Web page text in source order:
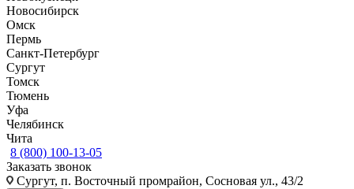
Новосибирск
Омск
Пермь
Санкт-Петербург
Сургут
Томск
Тюмень
Уфа
Челябинск
Чита
8 (800) 100-13-05
Заказать звонок
Сургут, п. Восточный промрайон, Сосновая ул., 43/2